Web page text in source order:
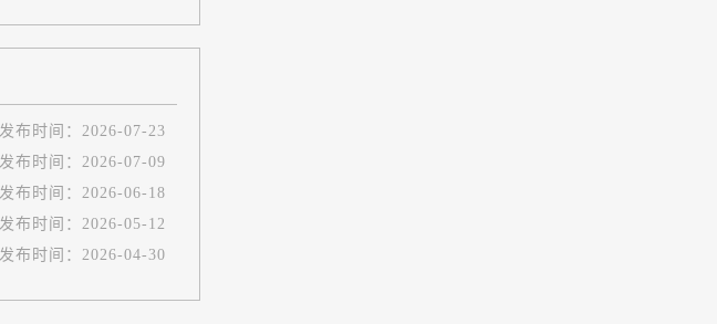
发布时间： 2026-07-23
发布时间： 2026-07-09
发布时间： 2026-06-18
发布时间： 2026-05-12
发布时间： 2026-04-30